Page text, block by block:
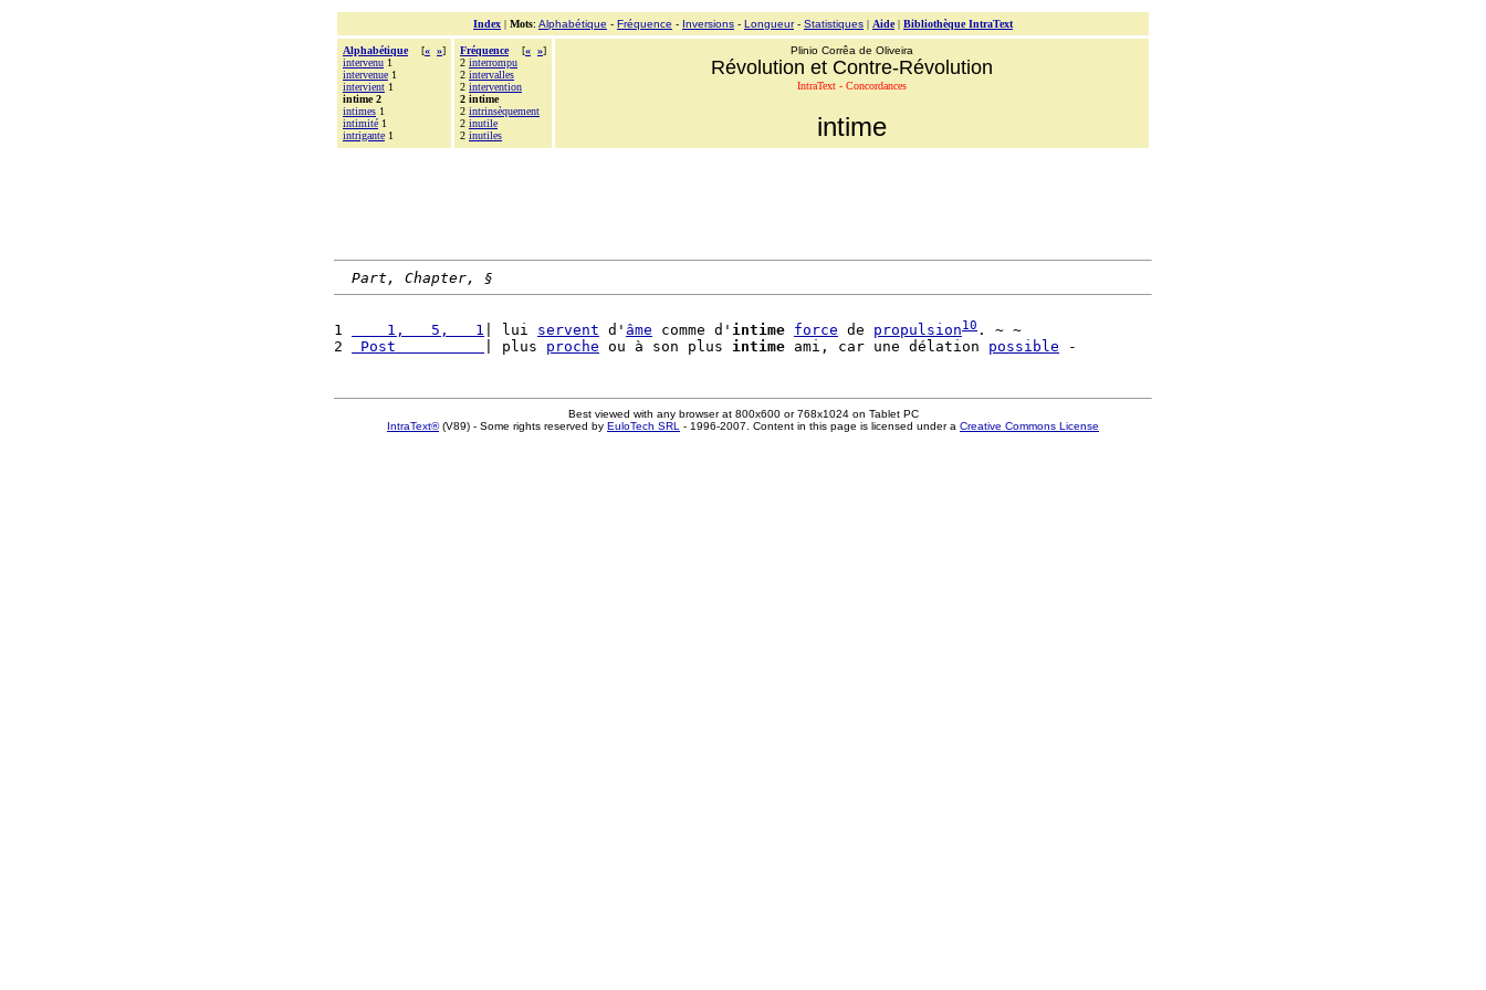
Index | Mots: Alphabétique - Fréquence - Inversions - Longueur- Statistiques | Aide| Bibliothèque IntraText
Alphabétique [« »]
intervenu 1
intervenue 1
intervient 1
intime 2
intimes 1
intimité 1
intrigante 1
Fréquence [« »]
2 interrompu
2 intervalles
2 intervention
2 intime
2 intrinsèquement
2 inutile
2 inutiles
Plinio Corrêa de Oliveira
Révolution et Contre-Révolution
IntraText - Concordances
intime
Part, Chapter, §
1
    1,   5,   1
| lui servent d' âme comme d' intime force de propulsion10 . ~ ~
2
Post | plus proche ou à son plus intime ami, car une délation possible
Best viewed with any browser at 800x600 or 768x1024 on Tablet PC
IntraText®(V89) - Some rights reserved by EuloTech SRL - 1996-2007. Content in this page is licensed under a Creative Commons License